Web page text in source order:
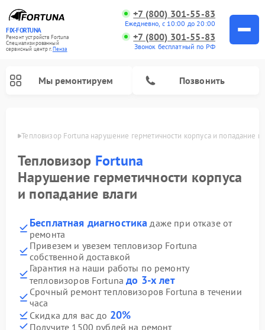
FIX-FORTUNA
Ремонт устройств Fortuna
Специализированный
cервисный центр г.Пенза
+7 (800) 301-55-83
Ежедневно, с 10:00 до 20:00
+7 (800) 301-55-83
Звонок бесплатный по РФ
Мы ремонтируем Позвонить
Тепловизор Fortuna нарушение герметичности корпуса и попадание
Тепловизор Fortuna
Нарушение герметичности корпуса
и попадание влаги
Бесплатная диагностика даже при отказе от
ремонта
Привезем и увезем тепловизор Fortuna
собственной доставкой
Гарантия на наши работы по ремонту
тепловизоров Fortunaдо 3-х лет
Срочный ремонт тепловизоров Fortuna в течении
часа
Скидка для вас до 20%
Получите 1500 рублей на ремонт